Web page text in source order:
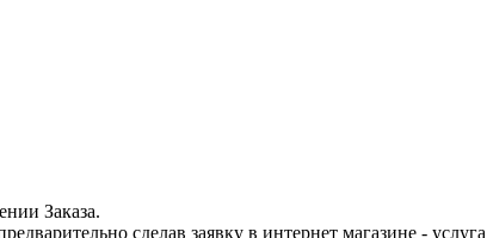
Заказа.
сделав заявку в интернет магазине - услуга